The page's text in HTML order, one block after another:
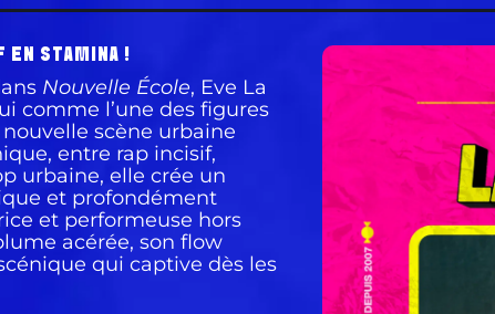
EN STAMINA !
Nouvelle École, Eve La
comme l’une des figures
scène urbaine
entre rap incisif,
urbaine, elle crée un
et profondément
et performeuse hors
acérée, son flow
qui captive dès les